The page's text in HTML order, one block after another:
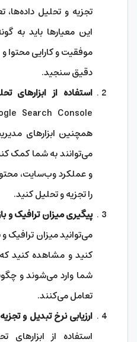
تجزیه و تحلیل داده‌ها،
این معیارها باید به
موفقیت و کارایی محتوا و
دقیق سنجید.
استفاده از ابزارهای
می‌توانند به شما کمک
و عملکرد وب‌سایت،
را تجزیه و تحلیل کنید.
پیگیری میزان ترافیک و
می‌توانید میزان ترافیک
کنید و مشاهده کنید
شما وارد می‌شوند و
تعامل می‌کنند.
ارزیابی نرخ تبدیل و
استفاده از ابزارهای